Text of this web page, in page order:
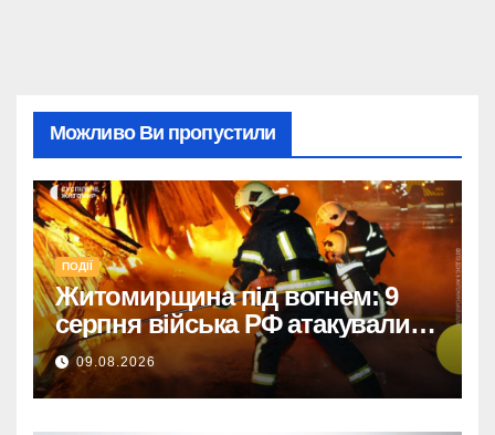
Можливо Ви пропустили
ПОДІЇ
Житомирщина під вогнем: 9
серпня війська РФ атакували
дронами, троє поранених
09.08.2026